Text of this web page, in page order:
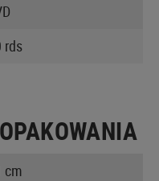
rds
cm